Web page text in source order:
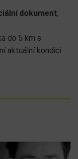
dokument,
do 5 km s
aktuální kondici